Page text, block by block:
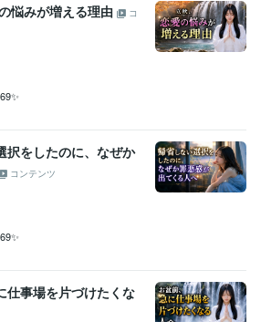
■仕事、人間関係、恋愛などの悩み相談■
相談
グ あがり症克服 呼吸法 リラックス法
悩みが増える理由
コ
択をしたのに、なぜか
コンテンツ
仕事場を片づけたくな